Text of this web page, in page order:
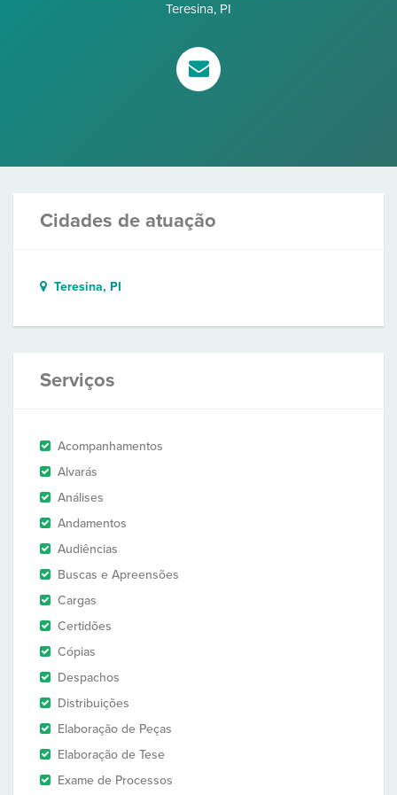
Teresina, PI
Cidades de atuação
Teresina, PI
Serviços
Acompanhamentos
Alvarás
Análises
Andamentos
Audiências
Buscas e Apreensões
Cargas
Certidões
Cópias
Despachos
Distribuições
Elaboração de Peças
Elaboração de Tese
Exame de Processos